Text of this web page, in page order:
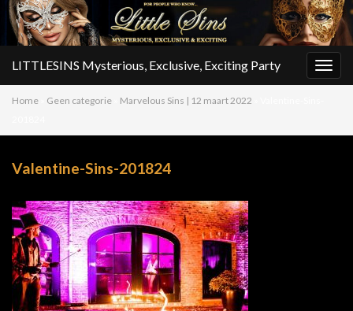
LITTLESINS Mysterious, Exclusive, Exciting Party
Home Geen categorie Marvelous Sins | 12 maart 2022
Valentine-Sins-201824